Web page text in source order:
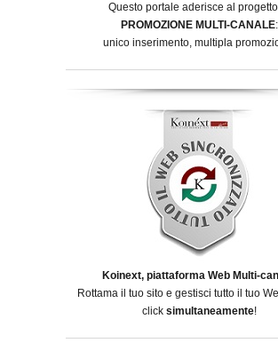
Questo portale aderisce al
PROMOZIONE MULTI-CANALE:
unico inserimento, multipla
Koinext, piattaforma Web Multi-
Rottama il tuo sito e gestisci tutto il tuo
click simultaneamente!